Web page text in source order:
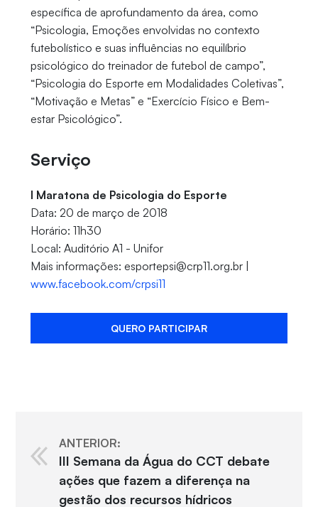
específica de aprofundamento da área, como
“Psicologia, Emoções envolvidas no contexto
futebolístico e suas influências no equilíbrio
psicológico do treinador de futebol de campo”,
“Psicologia do Esporte em Modalidades Coletivas”,
“Motivação e Metas” e “Exercício Físico e Bem-
estar Psicológico”.
Serviço
I Maratona de Psicologia do Esporte
Data: 20 de março de 2018
Horário: 11h30
Local: Auditório A1 - Unifor
Mais informações: esportepsi@crp11.org.br |
www.facebook.com/crpsi11
QUERO PARTICIPAR
ANTERIOR:
III Semana da Água do CCT debate
ações que fazem a diferença na
gestão dos recursos hídricos